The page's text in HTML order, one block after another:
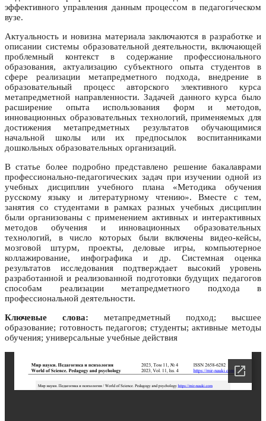
эффективного управления данным процессом в педагогическом
вузе.
Актуальность и новизна материала заключаются в разработке и
описании системы образовательной деятельности, включающей
проблемный контекст в содержание профессионального
образования, актуализацию субъектного опыта студентов в
сфере реализации метапредметного подхода, внедрение в
образовательный процесс авторского элективного курса
метапредметной направленности. Задачей данного курса было
расширение опыта использования форм и методов,
инновационных образовательных технологий, применяемых для
достижения метапредметных результатов обучающимися
начальной школы или их предпосылок воспитанниками
дошкольных образовательных организаций.
В статье более подробно представлено решение бакалаврами
профессионально-педагогических задач при изучении одной из
учебных дисциплин учебного плана «Методика обучения
русскому языку и литературному чтению». Вместе с тем,
занятия со студентами в рамках разных учебных дисциплин
были организованы с применением активных и интерактивных
методов обучения и инновационных образовательных
технологий, в число которых были включены видео-кейсы,
мозговой штурм, проекты, деловые игры, компьютерное
коллажирование, инфографика и др. Системная оценка
результатов исследования подтверждает высокий уровень
разработанной и реализованной подготовки будущих педагогов
способам реализации метапредметного подхода в
профессиональной деятельности.
Ключевые слова: метапредметный подход; высшее
образование; готовность педагогов; студенты; активные методы
обучения; универсальные учебные действия